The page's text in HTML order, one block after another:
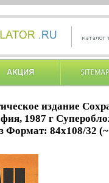
издание
1987 г
Формат: 84x108/32